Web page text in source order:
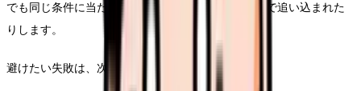
でも同じ条件に当たったり、退職後のお金や手続きで追い込まれた
りします。
避けたい失敗は、次の4つです。